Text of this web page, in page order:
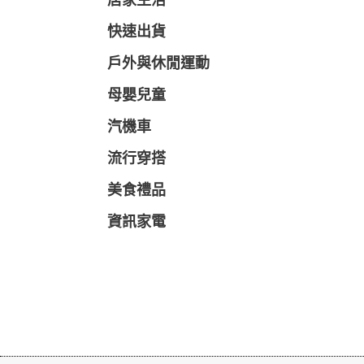
快速出貨
戶外與休閒運動
母嬰兒童
汽機車
流行穿搭
美食禮品
資訊家電